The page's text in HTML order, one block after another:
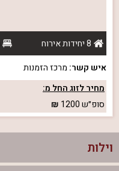
8 יחידות אירוח
איש קשר: מרכז הזמנות
מחיר לזוג החל מ:
סופ״ש1200
וילות